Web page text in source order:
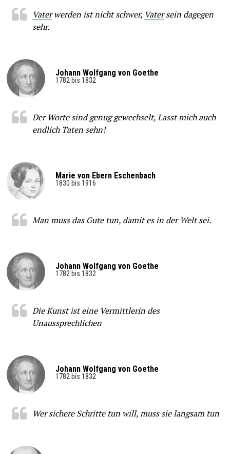
Vaterwerden ist nicht schwer, Vatersein dagegen
sehr.
Johann Wolfgang von Goethe
1782 bis 1832
Der Worte sind genug gewechselt, Lasst mich auch
endlich Taten sehn!
Marie von Ebern Eschenbach
1830 bis 1916
Man muss das Gute tun, damit es in der Welt sei.
Johann Wolfgang von Goethe
1782 bis 1832
Die Kunst ist eine Vermittlerin des
Unaussprechlichen
Johann Wolfgang von Goethe
1782 bis 1832
Wer sichere Schritte tun will, muss sie langsam tun